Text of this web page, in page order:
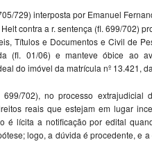
729) interposta por Emanuel
contra a r. sentença (fl. 699/702)
Títulos e Documentos e Civil de
(fl. 01/06) e manteve óbice ao
do imóvel da matrícula nº 13.421,
702), no processo
reais que estejam em lugar
é lícita a notificação por edital
logo, a dúvida é procedente, e